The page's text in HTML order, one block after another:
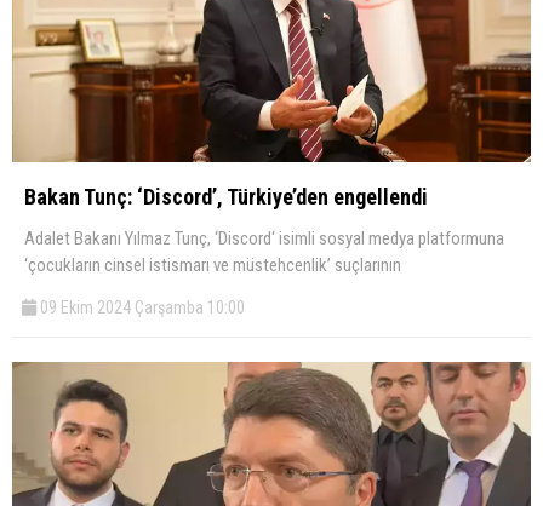
Bakan Tunç: ‘Discord’, Türkiye’den engellendi
Adalet Bakanı Yılmaz Tunç, ‘Discord‘ isimli sosyal medya platformuna
‘çocukların cinsel istismarı ve müstehcenlik’ suçlarının
09 Ekim 2024 Çarşamba 10:00